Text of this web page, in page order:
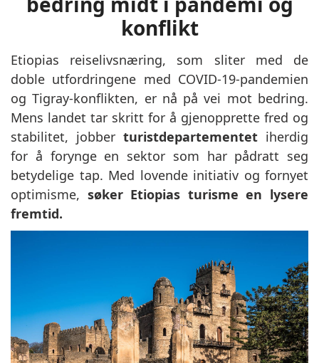
konflikt
Etiopias reiselivsnæring, som sliter med de
doble utfordringene med COVID-19-pandemien
og Tigray-konflikten, er nå på vei mot bedring.
Mens landet tar skritt for å gjenopprette fred og
stabilitet, jobber turistdepartementet iherdig
for å forynge en sektor som har pådratt seg
betydelige tap. Med lovende initiativ og fornyet
optimisme, søker Etiopias turisme en lysere
fremtid.